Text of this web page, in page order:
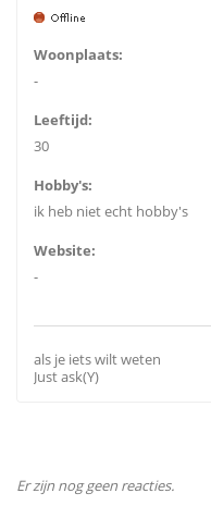
Woonplaats:
-
Leeftijd:
30
Hobby's:
ik heb niet echt hobby's
Website:
-
als je iets wilt weten
Just ask(Y)
Er zijn nog geen reacties.